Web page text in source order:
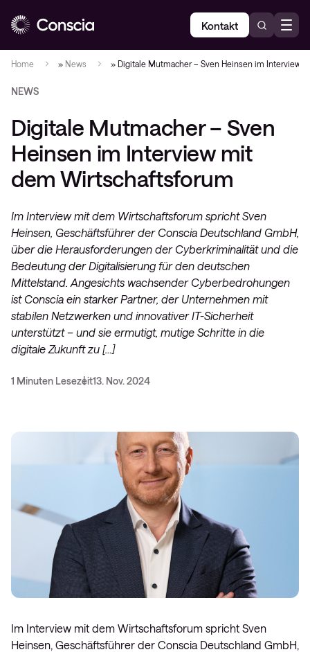
Kontakt
Home » News » Digitale Mutmacher – Sven Heinsen im Interview
NEWS
Digitale Mutmacher – Sven
Heinsen im Interview mit
dem Wirtschaftsforum
Im Interview mit dem Wirtschaftsforum spricht Sven
Heinsen, Geschäftsführer der Conscia Deutschland GmbH,
über die Herausforderungen der Cyberkriminalität und die
Bedeutung der Digitalisierung für den deutschen
Mittelstand. Angesichts wachsender Cyberbedrohungen
ist Conscia ein starker Partner, der Unternehmen mit
stabilen Netzwerken und innovativer IT-Sicherheit
unterstützt – und sie ermutigt, mutige Schritte in die
digitale Zukunft zu […]
1 Minuten Lesezeit13. Nov. 2024
Im Interview mit dem Wirtschaftsforum spricht Sven
Heinsen, Geschäftsführer der Conscia Deutschland GmbH,